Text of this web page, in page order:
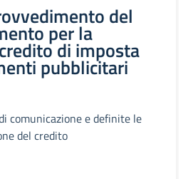
del
per la
di imposta
pubblicitari
comunicazione e definite le
del credito